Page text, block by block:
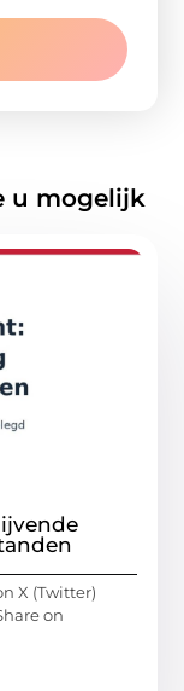
u mogelijk
X (Twitter)
on